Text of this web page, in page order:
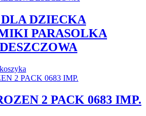
DZIECKA
PARASOLKA
2 PACK 0683 IMP.